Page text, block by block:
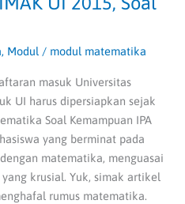
, Modul / modul matematika
masuk Universitas
UI harus dipersiapkan sejak
Soal Kemampuan IPA
yang berminat pada
matematika, menguasai
krusial. Yuk, simak artikel
rumus matematika.